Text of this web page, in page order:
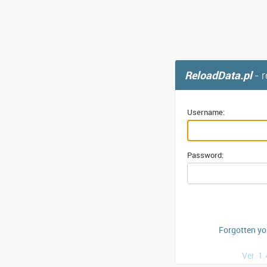
ReloadData.pl-
Username:
Password:
Forgotten
Ver.